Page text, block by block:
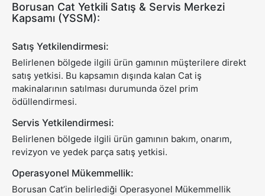
Borusan Cat Yetkili Satış & Servis Merkezi
Kapsamı (YSSM):
Satış Yetkilendirmesi:
Belirlenen bölgede ilgili ürün gamının müşterilere direkt
satış yetkisi. Bu kapsamın dışında kalan Cat iş
makinalarının satılması durumunda özel prim
ödüllendirmesi.
Servis Yetkilendirmesi:
Belirlenen bölgede ilgili ürün gamının bakım, onarım,
revizyon ve yedek parça satış yetkisi.
Operasyonel Mükemmellik:
Borusan Cat’in belirlediği Operasyonel Mükemmellik